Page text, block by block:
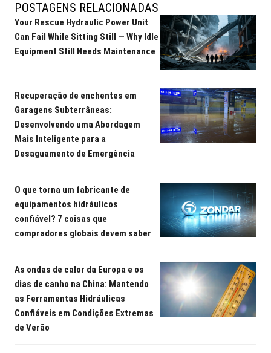
POSTAGENS RELACIONADAS
Your Rescue Hydraulic Power Unit
Can Fail While Sitting Still — Why Idle
Equipment Still Needs Maintenance
Recuperação de enchentes em
Garagens Subterrâneas:
Desenvolvendo uma Abordagem
Mais Inteligente para a
Desaguamento de Emergência
O que torna um fabricante de
equipamentos hidráulicos
confiável? 7 coisas que
compradores globais devem saber
As ondas de calor da Europa e os
dias de canho na China: Mantendo
as Ferramentas Hidráulicas
Confiáveis em Condições Extremas
de Verão